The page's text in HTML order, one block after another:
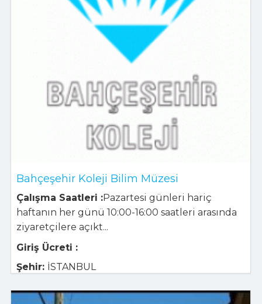
Bahçeşehir Koleji Bilim Müzesi
Çalışma Saatleri :Pazartesi günleri hariç
haftanın her günü 10:00-16:00 saatleri arasında
ziyaretçilere açıkt...
Giriş Ücreti :
Şehir: İSTANBUL